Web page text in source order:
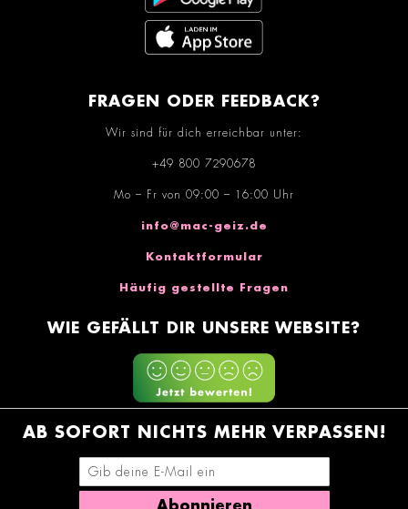
FRAGEN ODER FEEDBACK?
Wir sind für dich erreichbar unter:
+49 800 7290678
Mo – Fr von 09:00 – 16:00 Uhr
info@mac-geiz.de
Kontaktformular
Häufig gestellte Fragen
WIE GEFÄLLT DIR UNSERE WEBSITE?
AB SOFORT NICHTS MEHR VERPASSEN!
E-Mail-Adresse eingeben